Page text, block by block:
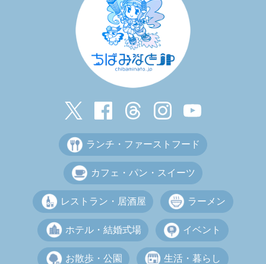
ランチ・ファーストフード
カフェ・パン・スイーツ
レストラン・居酒屋 ラーメン
ホテル・結婚式場 イベント
お散歩・公園 生活・暮らし